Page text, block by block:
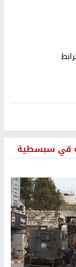
قي سبسطية